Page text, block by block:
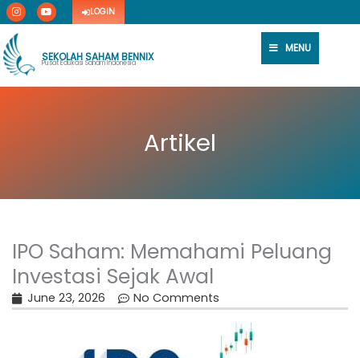
Skip
to
content
I
n
s
t
a
g
r
a
Y
o
u
b
e
LOGIN
SEKOLAH SAHAM BENNIX
Pusat Edukasi Saham Indonesia
MENU
Artikel
IPO Saham: Memahami Peluang
Investasi Sejak Awal
June 23, 2026 No Comments